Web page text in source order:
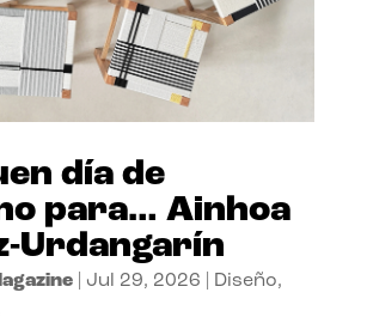
día de
para… Ainhoa
Urdangarín
| Jul 29, 2026 Diseño,